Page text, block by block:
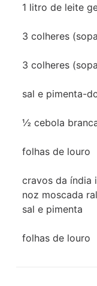
1 litro de leite
3 colheres
3 colheres
sal e pimenta-
½ cebola
folhas de louro
cravos da índia
noz moscada
sal e pimenta
folhas de louro